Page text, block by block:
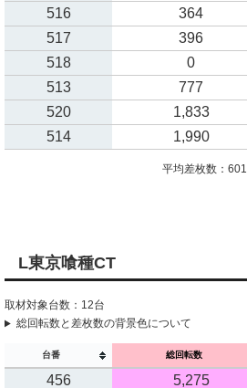
516
364
517
396
518
0
513
777
520
1,833
514
1,990
平均差枚数：601
L東京喰種CT
取材対象台数：12台
総回転数と差枚数の背景色について
台番 総回転数
456 5,275